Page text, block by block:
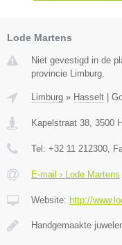
Lode Martens
Niet gevestigd in de
provincie Limburg.
Limburg » Hasselt
Kapelstraat 38, 3500
Tel: +32 11 212300,
E-mail › Lode Martens
Website: http://
Handgemaakte